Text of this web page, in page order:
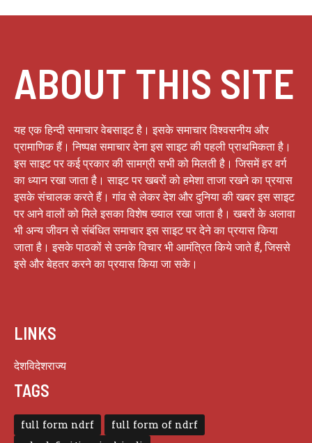
ABOUT THIS SITE
यह एक हिन्दी समाचार वेबसाइट है। इसके समाचार विश्वसनीय और
प्रामाणिक हैं। निष्पक्ष समाचार देना इस साइट की पहली प्राथमिकता है।
इस साइट पर कई प्रकार की सामग्री सभी को मिलती है। जिसमें हर वर्ग
का ध्यान रखा जाता है। साइट पर खबरों को हमेशा ताजा रखने का प्रयास
इसके संचालक करते हैं। गांव से लेकर देश और दुनिया की खबर इस साइट
पर आने वालों को मिले इसका विशेष ख्याल रखा जाता है। खबरों के अलावा
भी अन्य जीवन से संबंधित समाचार इस साइट पर देने का प्रयास किया
जाता है। इसके पाठकों से उनके विचार भी आमंत्रित किये जाते हैं, जिससे
इसे और बेहतर करने का प्रयास किया जा सके।
LINKS
देशविदेशराज्य
TAGS
full form ndrf
full form of ndrf